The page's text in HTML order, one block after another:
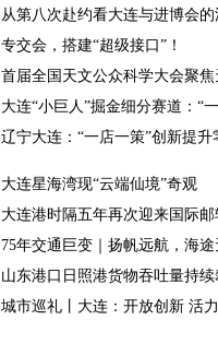
从第八次赴约看大连与进博会
专交会，搭建“超级接口”！
首届全国天文公众科学大会聚
大连“小巨人”掘金细分赛道：“
辽宁大连：“一店一策”创新提
大连星海湾现“云端仙境”奇观
大连港时隔五年再次迎来国际
75年交通巨变｜扬帆远航，海途
山东港口日照港货物吞吐量持续
城市巡礼丨大连：开放创新 活